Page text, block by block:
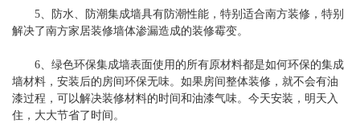
5、防水、防潮集成墙具有防潮性能，特别适合南方装修，特别
解决了南方家居装修墙体渗漏造成的装修霉变。
6、绿色环保集成墙表面使用的所有原材料都是如何环保的集成
墙材料，安装后的房间环保无味。如果房间整体装修，就不会有油
漆过程，可以解决装修材料的时间和油漆气味。今天安装，明天入
住，大大节省了时间。